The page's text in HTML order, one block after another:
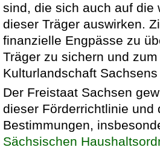
sind, die sich auch auf die
dieser Träger auswirken.
finanzielle Engpässe zu
Träger zu sichern und
Kulturlandschaft
Der Freistaat Sachsen
dieser Förderrichtlinie
Bestimmungen,
Sächsischen